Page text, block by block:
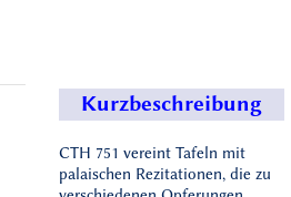
Kurzbeschreibung
CTH 751 vereint Tafeln mit
palaischen Rezitationen, die zu